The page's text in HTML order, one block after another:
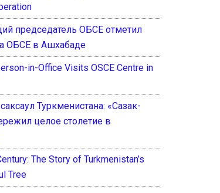
председатель ОБСЕ отметил
ОБСЕ в Ашхабаде
in-Office Visits OSCE Centre in
Туркменистана: «Сазак-
целое столетие в
The Story of Turkmenistan’s
Tree